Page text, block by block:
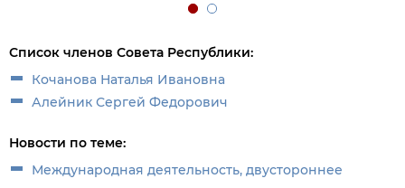
Список членов Совета Республики:
Кочанова Наталья Ивановна
Алейник Сергей Федорович
Новости по теме:
Международная деятельность, двустороннее